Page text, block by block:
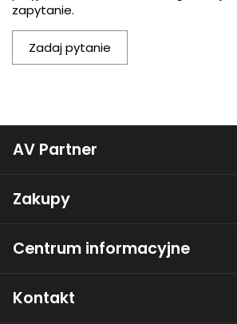
zapytanie.
Zadaj pytanie
AV Partner
Zakupy
Centrum informacyjne
Kontakt